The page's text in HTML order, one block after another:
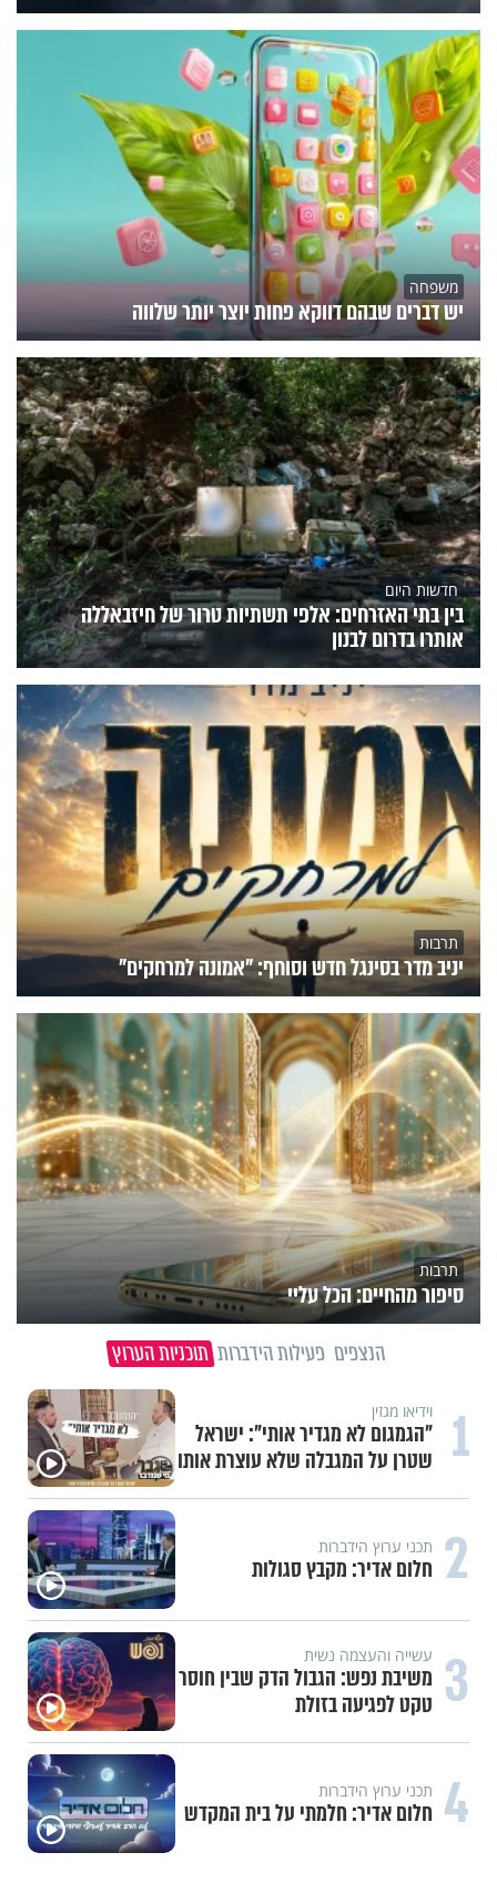
משפחה
יש דברים שבהם דווקא פחות יוצר יותר שלווה
חדשות היום
בין בתי האזרחים: אלפי תשתיות טרור של חיזבאללה
אותרו בדרום לבנון
תרבות
יניב מדר בסינגל חדש וסוחף: "אמונה למרחקים"
תרבות
סיפור מהחיים: הכל עליי
הנצפים פעילות הידברות תוכניות הערוץ
1 וידיאו מגזין
"הגמגום לא מגדיר אותי": ישראל
שטרן על המגבלה שלא עוצרת אותו
2 תכני ערוץ הידברות
חלום אדיר: מקבץ סגולות
3 עשייה והעצמה נשית
משיבת נפש: הגבול הדק שבין חוסר
טקט לפגיעה בזולת
4 תכני ערוץ הידברות
חלום אדיר: חלמתי על בית המקדש